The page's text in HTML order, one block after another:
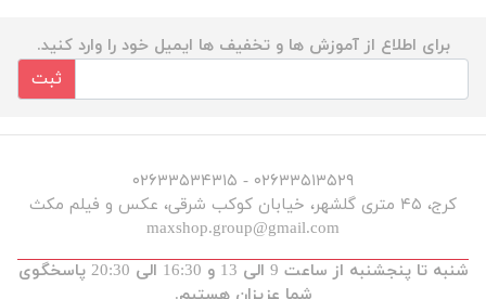
برای اطلاع از آموزش ها و تخفیف ها ایمیل خود را وارد کنید.
ثبت
۰۲۶۳۳۵۱۳۵۲۹ - ۰۲۶۳۳۵۳۴۳۱۵
کرج، ۴۵ متری گلشهر، خیابان کوکب شرقی، عکس و فیلم مکث
maxshop.group@gmail.com
شنبه تا پنجشنبه از ساعت 9 الی 13 و 16:30 الی 20:30 پاسخگوی